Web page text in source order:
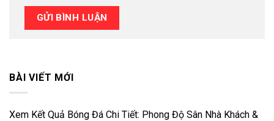
BÀI VIẾT MỚI
Xem Kết Quả Bóng Đá Chi Tiết: Phong Độ Sân Nhà Khách &